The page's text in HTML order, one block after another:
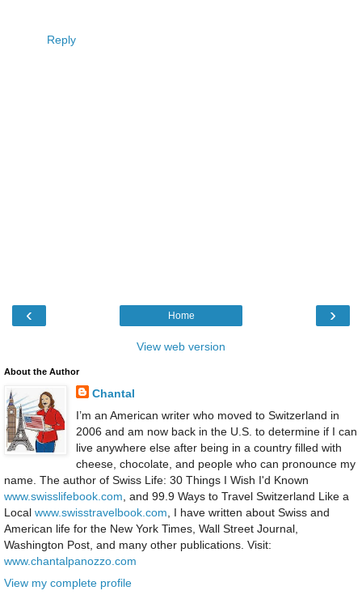
Reply
‹ ›
Home
View web version
About the Author
Chantal
I’m an American writer who moved to Switzerland in
2006 and am now back in the U.S. to determine if I can
live anywhere else after being in a country filled with
cheese, chocolate, and people who can pronounce my
name. The author of Swiss Life: 30 Things I Wish I'd Known
www.swisslifebook.com , and 99.9 Ways to Travel Switzerland Like a
Local www.swisstravelbook.com , I have written about Swiss and
American life for the New York Times, Wall Street Journal,
Washington Post, and many other publications. Visit:
www.chantalpanozzo.com
View my complete profile